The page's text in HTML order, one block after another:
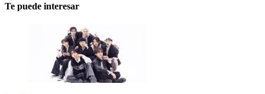
Te puede interesar